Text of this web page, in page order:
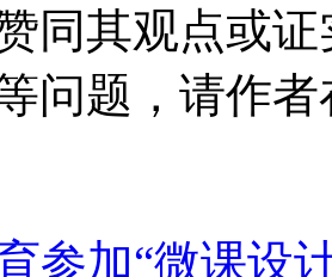
同其观点或
问题，请作
参加“微课设